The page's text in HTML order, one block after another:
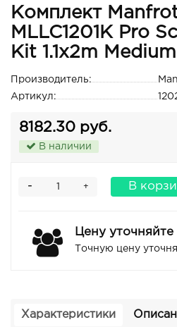
Комплект
MLLC1201K Pro
Kit 1.1x2m Medium
Производитель:
Артикул:
8182.30 руб.
В наличии
+
- В
Цену уточняйте
Точную цену
Характеристики